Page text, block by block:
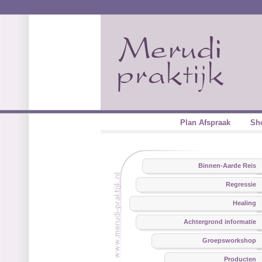
Plan Afspraak
Binnen-Aarde Reis
Regressie
Healing
Achtergrond informatie
Groepsworkshop
Producten